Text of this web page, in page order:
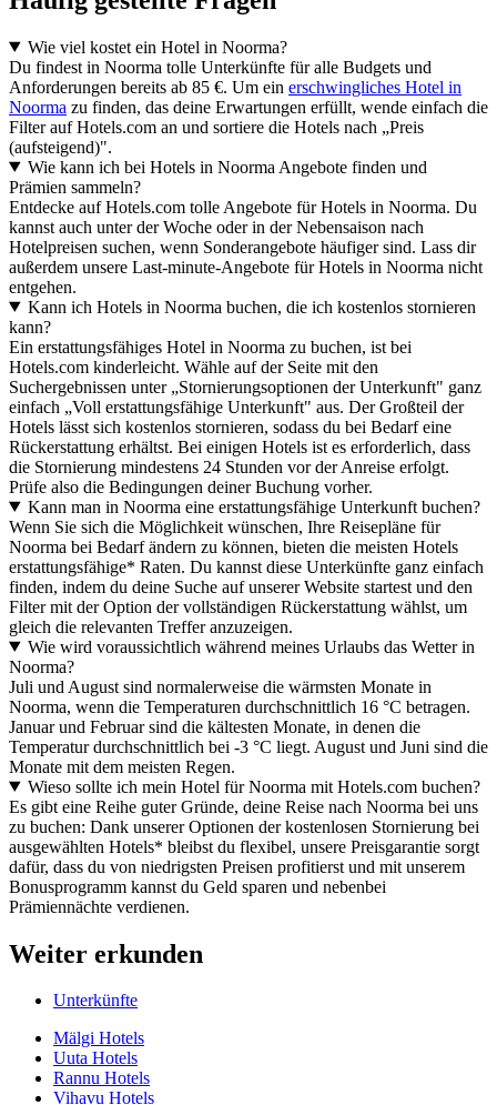
Wie viel kostet ein Hotel in Noorma?
Du findest in Noorma tolle Unterkünfte für alle Budgets und
Anforderungen bereits ab 85 €. Um ein erschwingliches Hotel in
Noorma zu finden, das deine Erwartungen erfüllt, wende einfach die
Filter auf Hotels.com an und sortiere die Hotels nach „Preis
(aufsteigend)".
Wie kann ich bei Hotels in Noorma Angebote finden und
Prämien sammeln?
Entdecke auf Hotels.com tolle Angebote für Hotels in Noorma. Du
kannst auch unter der Woche oder in der Nebensaison nach
Hotelpreisen suchen, wenn Sonderangebote häufiger sind. Lass dir
außerdem unsere Last-minute-Angebote für Hotels in Noorma nicht
entgehen.
Kann ich Hotels in Noorma buchen, die ich kostenlos stornieren
kann?
Ein erstattungsfähiges Hotel in Noorma zu buchen, ist bei
Hotels.com kinderleicht. Wähle auf der Seite mit den
Suchergebnissen unter „Stornierungsoptionen der Unterkunft" ganz
einfach „Voll erstattungsfähige Unterkunft" aus. Der Großteil der
Hotels lässt sich kostenlos stornieren, sodass du bei Bedarf eine
Rückerstattung erhältst. Bei einigen Hotels ist es erforderlich, dass
die Stornierung mindestens 24 Stunden vor der Anreise erfolgt.
Prüfe also die Bedingungen deiner Buchung vorher.
Kann man in Noorma eine erstattungsfähige Unterkunft buchen?
Wenn Sie sich die Möglichkeit wünschen, Ihre Reisepläne für
Noorma bei Bedarf ändern zu können, bieten die meisten Hotels
erstattungsfähige* Raten. Du kannst diese Unterkünfte ganz einfach
finden, indem du deine Suche auf unserer Website startest und den
Filter mit der Option der vollständigen Rückerstattung wählst, um
gleich die relevanten Treffer anzuzeigen.
Wie wird voraussichtlich während meines Urlaubs das Wetter in
Noorma?
Juli und August sind normalerweise die wärmsten Monate in
Noorma, wenn die Temperaturen durchschnittlich 16 °C betragen.
Januar und Februar sind die kältesten Monate, in denen die
Temperatur durchschnittlich bei -3 °C liegt. August und Juni sind die
Monate mit dem meisten Regen.
Wieso sollte ich mein Hotel für Noorma mit Hotels.com buchen?
Es gibt eine Reihe guter Gründe, deine Reise nach Noorma bei uns
zu buchen: Dank unserer Optionen der kostenlosen Stornierung bei
ausgewählten Hotels* bleibst du flexibel, unsere Preisgarantie sorgt
dafür, dass du von niedrigsten Preisen profitierst und mit unserem
Bonusprogramm kannst du Geld sparen und nebenbei
Prämiennächte verdienen.
Weiter erkunden
Unterkünfte
Mälgi Hotels
Uuta Hotels
Rannu Hotels
Vihavu Hotels